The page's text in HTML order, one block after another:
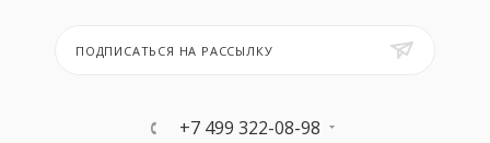
ПОДПИСАТЬСЯ НА РАССЫЛКУ
+7 499 322-08-98